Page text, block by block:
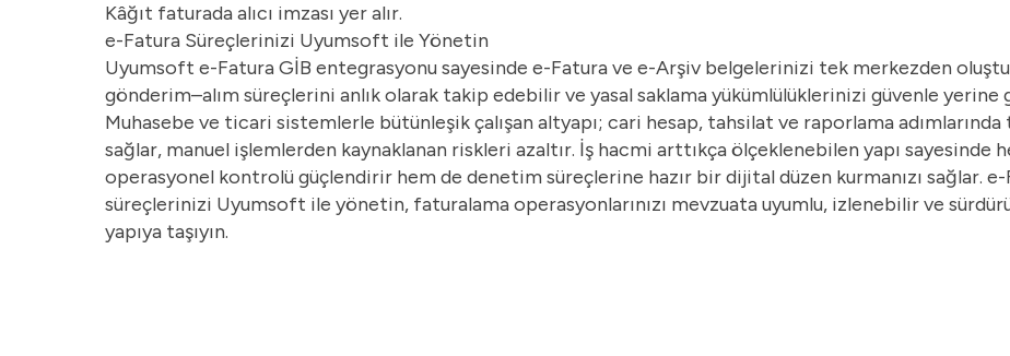
Kâğıt faturada alıcı imzası yer alır.
e-Fatura Süreçlerinizi Uyumsoft ile Yönetin
Uyumsoft e-Fatura GİB entegrasyonu sayesinde e-Fatura ve e-Arşiv belgelerinizi tek merkezden
gönderim–alım süreçlerini anlık olarak takip edebilir ve yasal saklama yükümlülüklerinizi güvenle
Muhasebe ve ticari sistemlerle bütünleşik çalışan altyapı; cari hesap, tahsilat ve raporlama adımlarında
sağlar, manuel işlemlerden kaynaklanan riskleri azaltır. İş hacmi arttıkça ölçeklenebilen yapı sayesinde
operasyonel kontrolü güçlendirir hem de denetim süreçlerine hazır bir dijital düzen kurmanızı sağlar.
süreçlerinizi Uyumsoft ile yönetin, faturalama operasyonlarınızı mevzuata uyumlu, izlenebilir ve
yapıya taşıyın.